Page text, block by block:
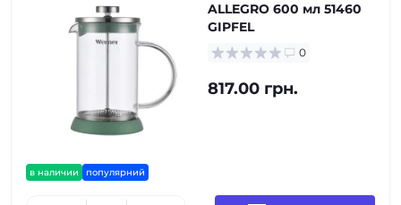
в наличии популярний
ALLEGRO 600 мл 51460
GIPFEL
0
817.00 грн.